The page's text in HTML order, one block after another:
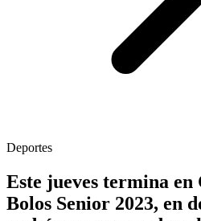
Deportes
Este jueves termina
Bolos Senior 2023, en